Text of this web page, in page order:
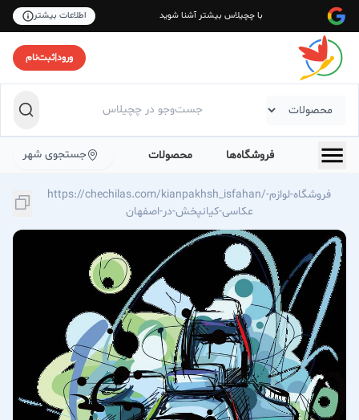
با چچیلاس بیشتر آشنا شوید اطلاعات بیشتر
ورود|ثبت‌نام
فروشگاه‌ها محصولات جستجوی شهر
https://chechilas.com/kianpakhsh_isfahan/فروشگاه-لوازم-
عکاسی-کیانپخش-در-اصفهان